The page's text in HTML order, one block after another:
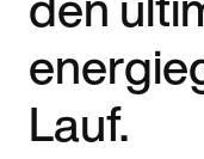
Lauf.